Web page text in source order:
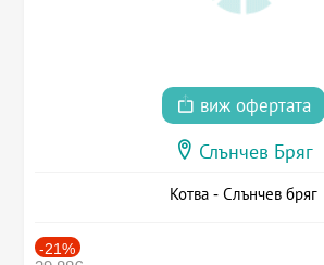
виж офертата
Слънчев Бряг
Котва - Слънчев бряг
-21%